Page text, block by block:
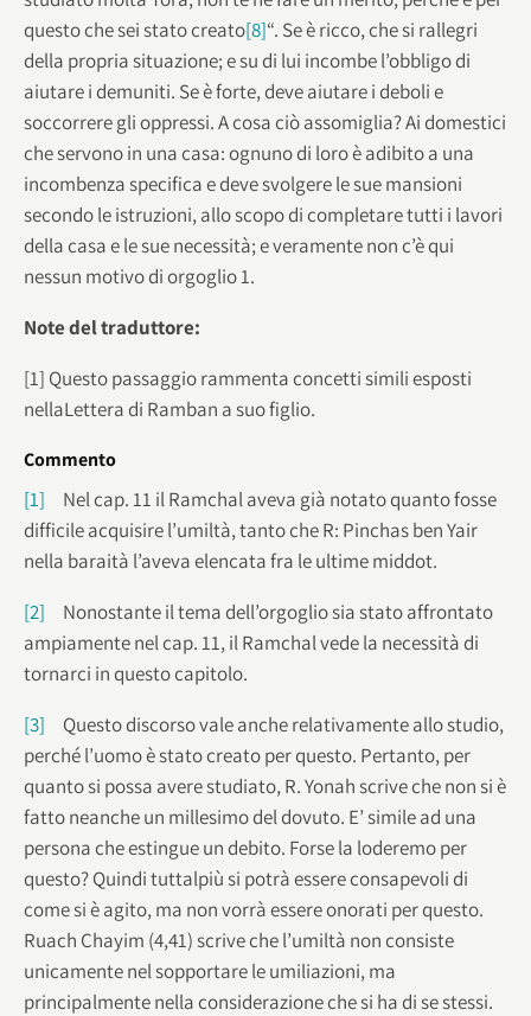
questo che sei stato creato[8]“. Se è ricco, che si rallegri
della propria situazione; e su di lui incombe l’obbligo di
aiutare i demuniti. Se è forte, deve aiutare i deboli e
soccorrere gli oppressi. A cosa ciò assomiglia? Ai domestici
che servono in una casa: ognuno di loro è adibito a una
incombenza specifica e deve svolgere le sue mansioni
secondo le istruzioni, allo scopo di completare tutti i lavori
della casa e le sue necessità; e veramente non c’è qui
nessun motivo di orgoglio 1.
Note del traduttore:
[1] Questo passaggio rammenta concetti simili esposti
nellaLettera di Ramban a suo figlio.
Commento
[1] Nel cap. 11 il Ramchal aveva già notato quanto fosse
difficile acquisire l’umiltà, tanto che R: Pinchas ben Yair
nella baraità l’aveva elencata fra le ultime middot.
[2] Nonostante il tema dell’orgoglio sia stato affrontato
ampiamente nel cap. 11, il Ramchal vede la necessità di
tornarci in questo capitolo.
[3] Questo discorso vale anche relativamente allo studio,
perché l’uomo è stato creato per questo. Pertanto, per
quanto si possa avere studiato, R. Yonah scrive che non si è
fatto neanche un millesimo del dovuto. E’ simile ad una
persona che estingue un debito. Forse la loderemo per
questo? Quindi tuttalpiù si potrà essere consapevoli di
come si è agito, ma non vorrà essere onorati per questo.
Ruach Chayim (4,41) scrive che l’umiltà non consiste
unicamente nel sopportare le umiliazioni, ma
principalmente nella considerazione che si ha di se stessi.